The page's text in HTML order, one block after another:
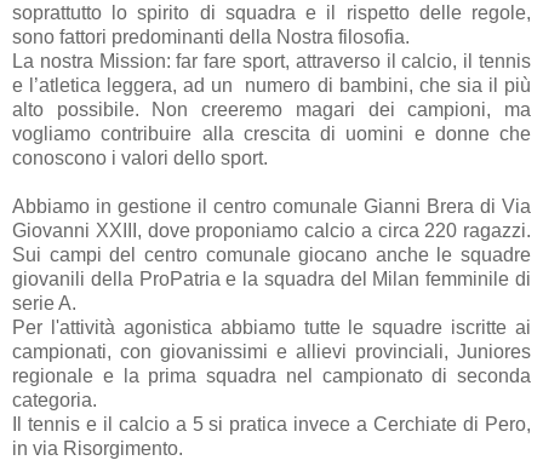
soprattutto lo spirito di squadra e il rispetto delle regole,
sono fattori predominanti della Nostra filosofia.
La nostra Mission: far fare sport, attraverso il calcio, il tennis
e l’atletica leggera, ad un numero di bambini, che sia il più
alto possibile. Non creeremo magari dei campioni, ma
vogliamo contribuire alla crescita di uomini e donne che
conoscono i valori dello sport.
Abbiamo in gestione il centro comunale Gianni Brera di Via
Giovanni XXIII, dove proponiamo calcio a circa 220 ragazzi.
Sui campi del centro comunale giocano anche le squadre
giovanili della ProPatria e la squadra del Milan femminile di
serie A.
Per l'attività agonistica abbiamo tutte le squadre iscritte ai
campionati, con giovanissimi e allievi provinciali, Juniores
regionale e la prima squadra nel campionato di seconda
categoria.
Il tennis e il calcio a 5 si pratica invece a Cerchiate di Pero,
in via Risorgimento.